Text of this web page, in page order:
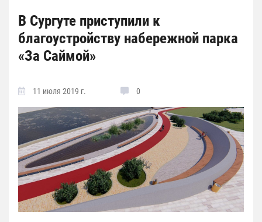
В Сургуте приступили к
благоустройству набережной парка
«За Саймой»
11 июля 2019 г. 0